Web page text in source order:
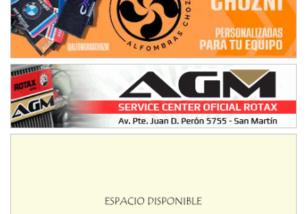
Parque de la Velocidad (Asfalto)
Villaguay (Entre Ríos)
VICTORIENSE - F7
El Cerro (Tierra)
Victoria (Entre Ríos)
PATAGONICO - F6
Moto Club Reginense (Tierra)
Gral. E. Godoy (Río Negro)
NORESTE SANTAFESINO - F6